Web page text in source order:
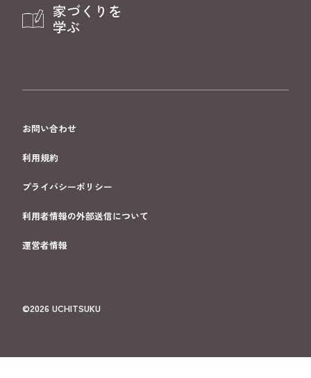
家づくりを
学ぶ
お問い合わせ
利用規約
プライバシーポリシー
利用者情報の外部送信について
運営者情報
©2026 UCHITSUKU